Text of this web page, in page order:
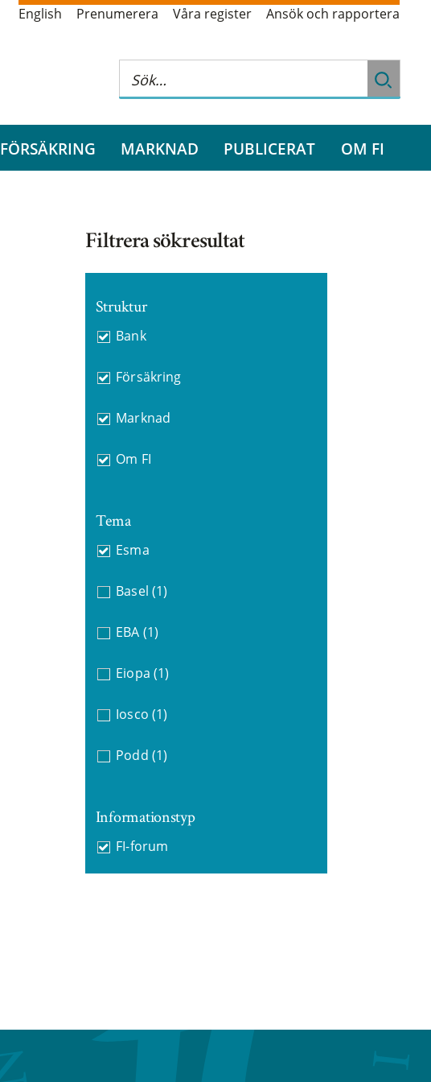
English Prenumerera Våra register Ansök och rapportera
FÖRSÄKRING MARKNAD PUBLICERAT OM FI
Filtrera sökresultat
Struktur
Bank
Försäkring
Marknad
Om FI
Tema
Esma
Basel (1)
EBA (1)
Eiopa (1)
Iosco (1)
Podd (1)
Informationstyp
FI-forum